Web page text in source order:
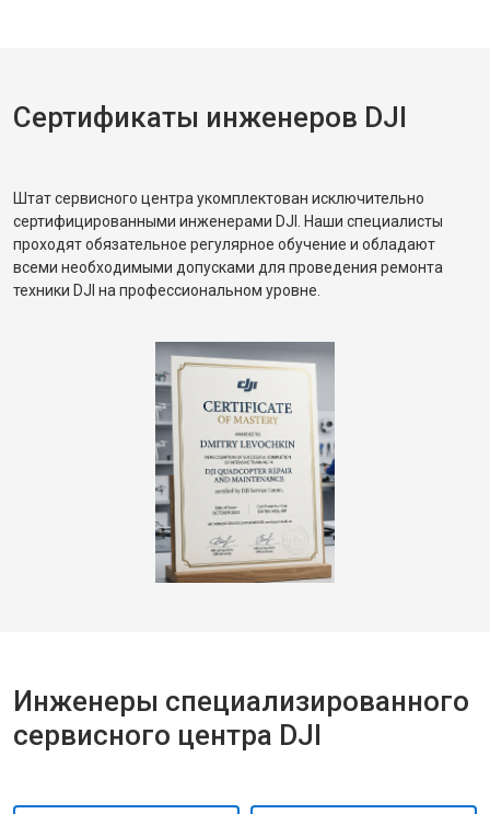
Сертификаты инженеров DJI
Штат сервисного центра укомплектован исключительно
сертифицированными инженерами DJI. Наши специалисты
проходят обязательное регулярное обучение и обладают
всеми необходимыми допусками для проведения ремонта
техники DJI на профессиональном уровне.
Инженеры специализированного
сервисного центра DJI